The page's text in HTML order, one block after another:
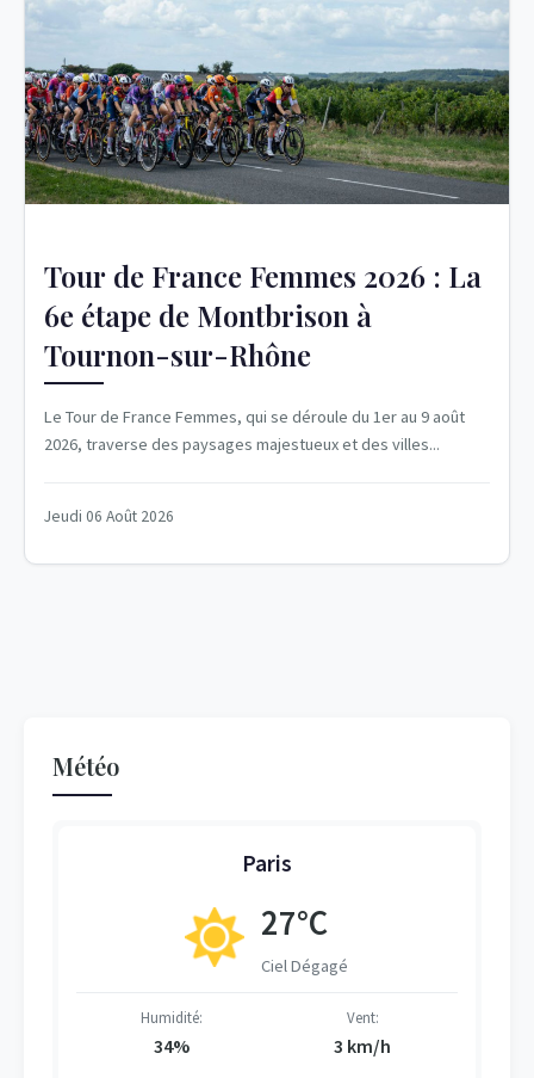
Tour de France Femmes 2026 : La
6e étape de Montbrison à
Tournon-sur-Rhône
Le Tour de France Femmes, qui se déroule du 1er au 9 août
2026, traverse des paysages majestueux et des villes...
Jeudi 06 Août 2026
Météo
Paris
27°C
Ciel Dégagé
Humidité:
34%
Vent:
3 km/h